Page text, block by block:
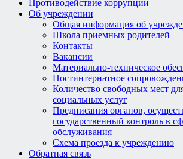
Противодействие коррупции
Об учреждении
Общая информация об
Школа приемных родителей
Контакты
Вакансии
Материально-техническое
Постинтернатное
Количество свободных мест
социальных услуг
Предписания органов,
государственный контроль в
обслуживания
Схема проезда к учреждению
Обратная связь